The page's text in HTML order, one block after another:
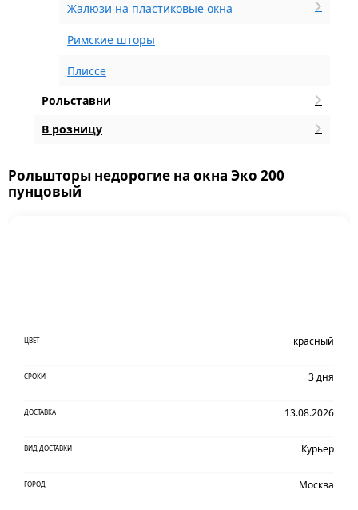
Жалюзи на пластиковые окна
Римские шторы
Плиссе
Рольставни
В розницу
Рольшторы недорогие на окна Эко 200
пунцовый
ЦВЕТ красный
СРОКИ 3 дня
ДОСТАВКА 13.08.2026
ВИД ДОСТАВКИ Курьер
ГОРОД Москва